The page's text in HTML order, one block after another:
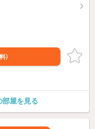
）
部屋を見る